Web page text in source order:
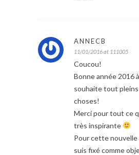
ANNECB
11/01/2016 at 111005
Coucou!
Bonne année 2016
souhaite tout
choses!
Merci pour tout ce
très inspirante
Pour cette nouvelle
suis fixé comme